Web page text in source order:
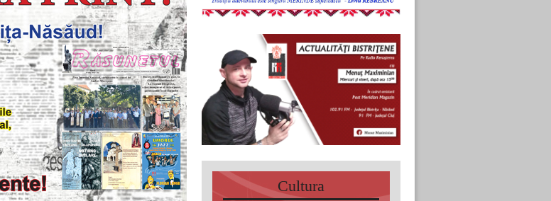
Cultura